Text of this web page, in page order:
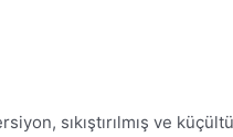
sıkıştırılmış ve